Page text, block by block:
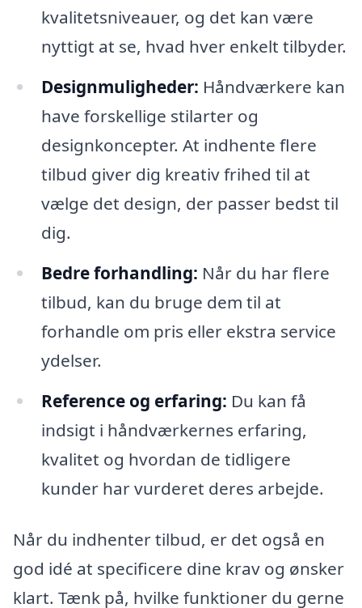
kvalitetsniveauer, og det kan være
nyttigt at se, hvad hver enkelt tilbyder.
Designmuligheder: Håndværkere kan
have forskellige stilarter og
designkoncepter. At indhente flere
tilbud giver dig kreativ frihed til at
vælge det design, der passer bedst til
dig.
Bedre forhandling: Når du har flere
tilbud, kan du bruge dem til at
forhandle om pris eller ekstra service
ydelser.
Reference og erfaring: Du kan få
indsigt i håndværkernes erfaring,
kvalitet og hvordan de tidligere
kunder har vurderet deres arbejde.
Når du indhenter tilbud, er det også en
god idé at specificere dine krav og ønsker
klart. Tænk på, hvilke funktioner du gerne